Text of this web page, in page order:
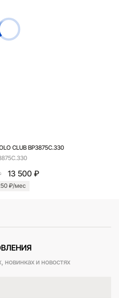
CLUB BP3875C.330
13 500 ₽
₽/мес
новинках и новостях